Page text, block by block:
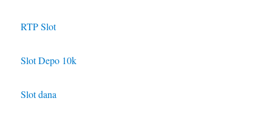
RTP Slot
Slot Depo 10k
Slot dana